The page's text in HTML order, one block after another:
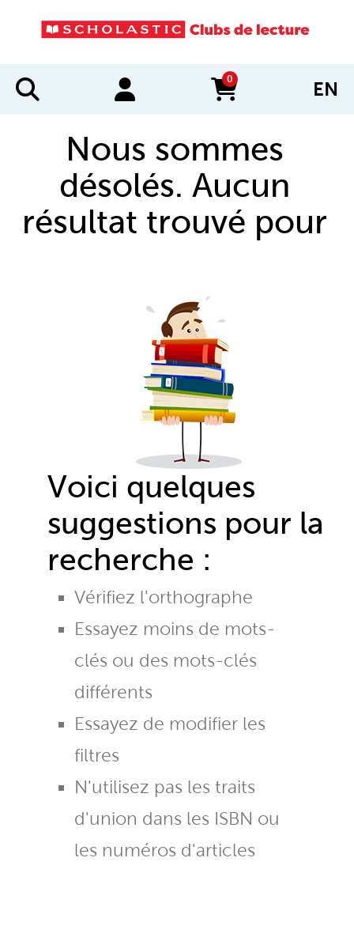
0
items in cart EN
Nous sommes
désolés. Aucun
résultat trouvé pour
Voici quelques
suggestions pour la
recherche :
Vérifiez l'orthographe
Essayez moins de mots-
clés ou des mots-clés
différents
Essayez de modifier les
filtres
N'utilisez pas les traits
d'union dans les ISBN ou
les numéros d'articles